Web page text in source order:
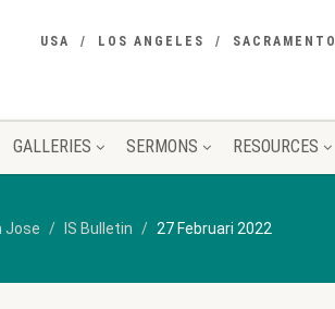
USA LOS ANGELES SACRAMENTO
GALLERIES SERMONS RESOURCES
Jose IS Bulletin 27 Februari 2022